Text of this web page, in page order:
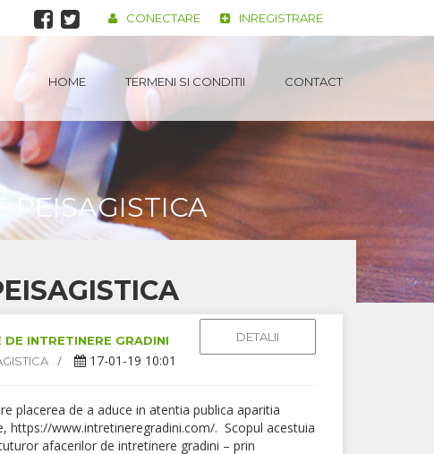
CONECTARE INREGISTRARE
HOME TERMENI SI CONDITII CONTACT
PEISAGISTICA
INTRETINERE GRADINI
17-01-19 10:01
DETALII
de a aduce in atentia publica aparitia
https://www.intretineregradini.com/. Scopul acestuia
afacerilor de intretinere gradini – prin